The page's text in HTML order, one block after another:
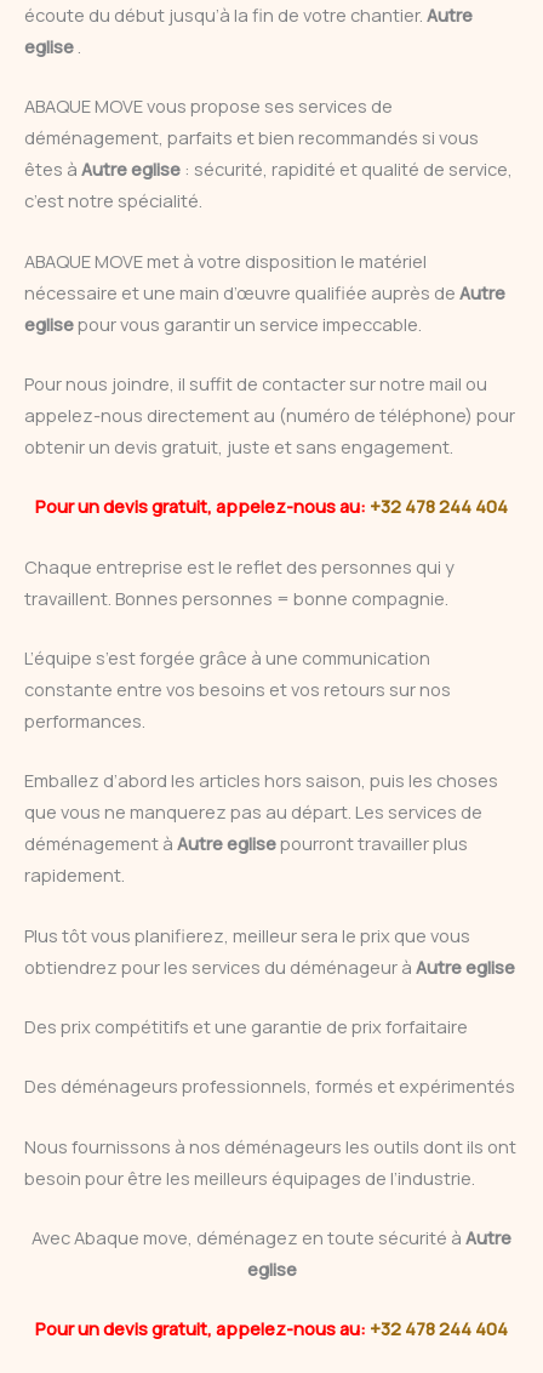
écoute du début jusqu’à la fin de votre chantier. Autre
eglise
ABAQUE MOVE vous propose ses services de
déménagement, parfaits et bien recommandés si vous
êtes à Autre eglise : sécurité, rapidité et qualité de service,
c’est notre spécialité.
ABAQUE MOVE met à votre disposition le matériel
nécessaire et une main d’œuvre qualifiée auprès de Autre
eglisepour vous garantir un service impeccable.
Pour nous joindre, il suffit de contacter sur notre mail ou
appelez-nous directement au (numéro de téléphone) pour
obtenir un devis gratuit, juste et sans engagement.
Pour un devis gratuit, appelez-nous au: +32 478 244 404
Chaque entreprise est le reflet des personnes qui y
travaillent. Bonnes personnes = bonne compagnie.
L’équipe s’est forgée grâce à une communication
constante entre vos besoins et vos retours sur nos
performances.
Emballez d’abord les articles hors saison, puis les choses
que vous ne manquerez pas au départ. Les services de
déménagement à Autre eglisepourront travailler plus
rapidement.
Plus tôt vous planifierez, meilleur sera le prix que vous
obtiendrez pour les services du déménageur à Autre eglise
Des prix compétitifs et une garantie de prix forfaitaire
Des déménageurs professionnels, formés et expérimentés
Nous fournissons à nos déménageurs les outils dont ils ont
besoin pour être les meilleurs équipages de l’industrie.
Avec Abaque move, déménagez en toute sécurité à Autre
eglise
Pour un devis gratuit, appelez-nous au: +32 478 244 404